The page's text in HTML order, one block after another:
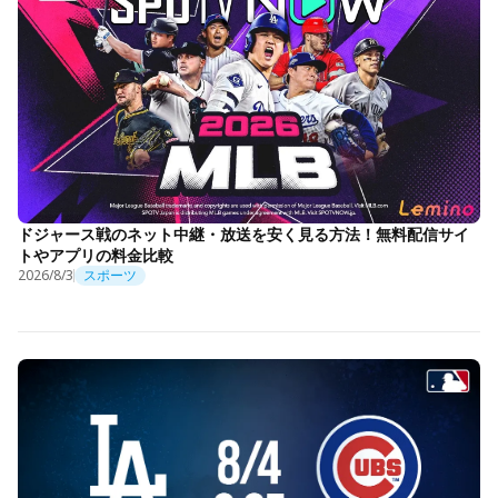
ドジャース戦のネット中継・放送を安く見る方法！無料配信サイ
トやアプリの料金比較
2026/8/3 スポーツ